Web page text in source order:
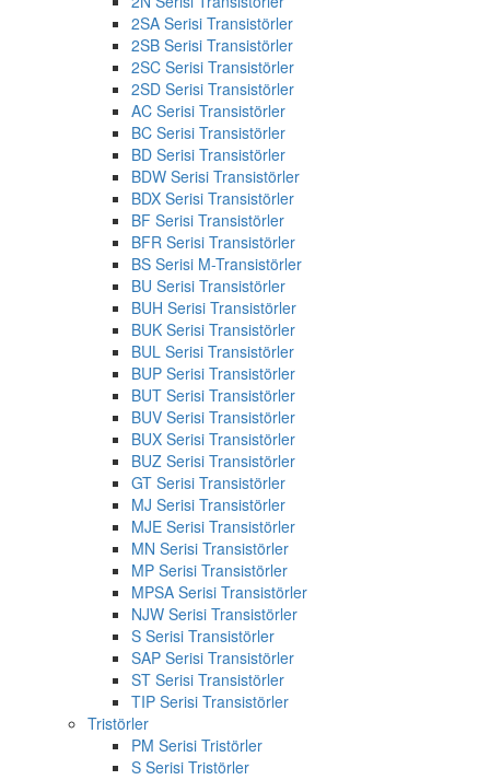
2SA Serisi Transistörler
2SB Serisi Transistörler
2SC Serisi Transistörler
2SD Serisi Transistörler
AC Serisi Transistörler
BC Serisi Transistörler
BD Serisi Transistörler
BDW Serisi Transistörler
BDX Serisi Transistörler
BF Serisi Transistörler
BFR Serisi Transistörler
BS Serisi M-Transistörler
BU Serisi Transistörler
BUH Serisi Transistörler
BUK Serisi Transistörler
BUL Serisi Transistörler
BUP Serisi Transistörler
BUT Serisi Transistörler
BUV Serisi Transistörler
BUX Serisi Transistörler
BUZ Serisi Transistörler
GT Serisi Transistörler
MJ Serisi Transistörler
MJE Serisi Transistörler
MN Serisi Transistörler
MP Serisi Transistörler
MPSA Serisi Transistörler
NJW Serisi Transistörler
S Serisi Transistörler
SAP Serisi Transistörler
ST Serisi Transistörler
TIP Serisi Transistörler
Tristörler
PM Serisi Tristörler
S Serisi Tristörler